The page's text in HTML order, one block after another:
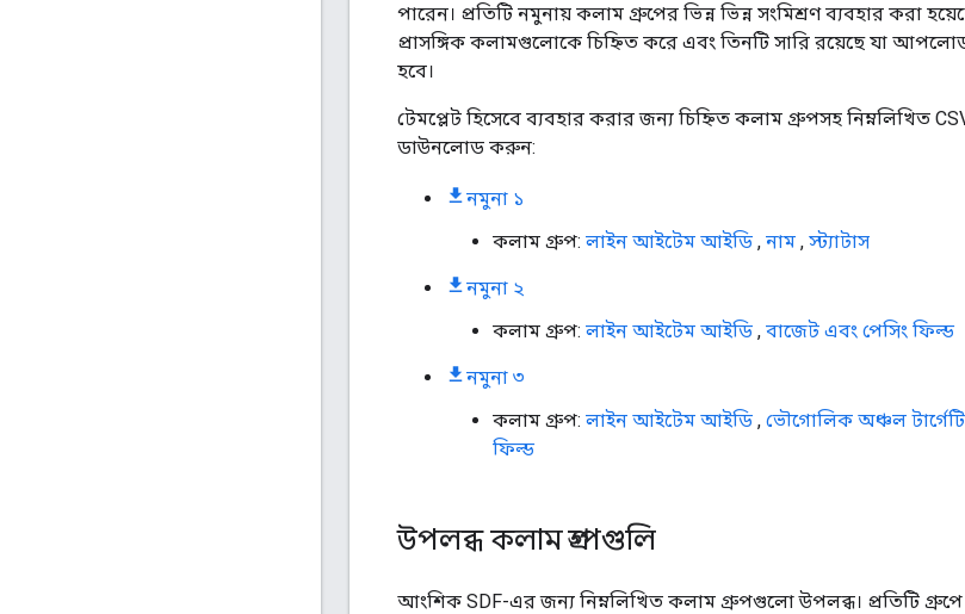
পারেন। প্রতিটি নমুনায় কলাম গ্রুপের ভিন্ন ভিন্ন সংমিশ্রণ ব্যবহার করা
প্রাসঙ্গিক কলামগুলোকে চিহ্নিত করে এবং তিনটি সারি রয়েছে যা
হবে।
টেমপ্লেট হিসেবে ব্যবহার করার জন্য চিহ্নিত কলাম গ্রুপসহ
ডাউনলোড করুন:
নমুনা ১
কলাম গ্রুপ: লাইন আইটেম আইডি , নাম , স্ট্যাটাস
নমুনা ২
কলাম গ্রুপ: লাইন আইটেম আইডি , বাজেট এবং পেসিং ফিল্ড
নমুনা ৩
কলাম গ্রুপ: লাইন আইটেম আইডি , ভৌগোলিক অঞ্চল
ফিল্ড
উপলব্ধ কলাম গ্রুপগুলি
আংশিক SDF-এর জন্য নিম্নলিখিত কলাম গ্রুপগুলো উপলব্ধ। প্রতিটি গ্রুপে